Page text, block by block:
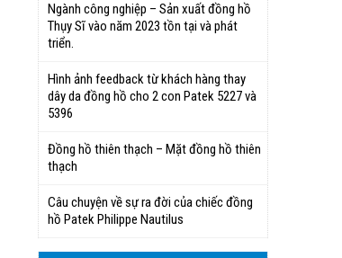
Ngành công nghiệp – Sản xuất đồng hồ
Thụy Sĩ vào năm 2023 tồn tại và phát
triển.
Hình ảnh feedback từ khách hàng thay
dây da đồng hồ cho 2 con Patek 5227 và
5396
Đồng hồ thiên thạch – Mặt đồng hồ thiên
thạch
Câu chuyện về sự ra đời của chiếc đồng
hồ Patek Philippe Nautilus